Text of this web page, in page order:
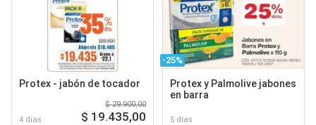
Protex - jabón de tocador
4 días
$ 29.900,00
$ 19.435,00
-25%
Protex y Palmolive jabones
en barra
5 días